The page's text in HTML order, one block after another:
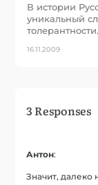
В истории
уникальный
толерантности.
16.11.2009
3 Responses
Антон:
Значит, далеко